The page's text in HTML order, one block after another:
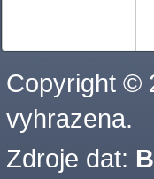
Copyright ©
vyhrazena.
Zdroje dat: